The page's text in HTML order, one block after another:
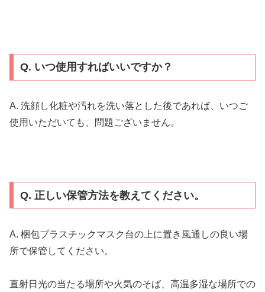
Q. いつ使用すればいいですか？
A. 洗顔し化粧や汚れを洗い落とした後であれば、いつご
使用いただいても、問題ございません。
Q. 正しい保管方法を教えてください。
A. 梱包プラスチックマスク台の上に置き風通しの良い場
所で保管してください。
直射日光の当たる場所や火気のそば、高温多湿な場所での